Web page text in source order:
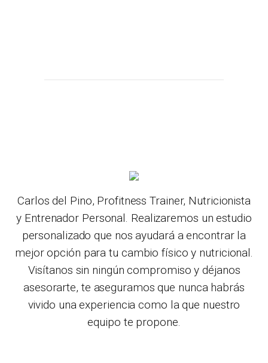
Carlos del Pino, Profitness Trainer, Nutricionista
y Entrenador Personal. Realizaremos un estudio
personalizado que nos ayudará a encontrar la
mejor opción para tu cambio físico y nutricional.
Visítanos sin ningún compromiso y déjanos
asesorarte, te aseguramos que nunca habrás
vivido una experiencia como la que nuestro
equipo te propone.